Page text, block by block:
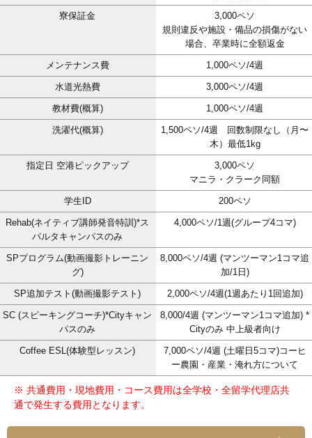
寮保証金
3,000ペソ
規則違反や施設・備品の損傷がない
場合、卒業時に全額返金
メンテナンス費 1,000ペソ/4週
水道光熱費 3,000ペソ/4週
教材費(概算) 1,000ペソ/4週
洗濯代(概算)
1,500ペソ/4週 回数制限なし（月〜
木）最低1kg
指定日 空港ピックアップ
3,000ペソ
マニラ・クラーク同額
学生ID 200ペソ
Rehab(ネイティブ講師発音特訓)*ス
パルタキャンパスのみ
4,000ペソ/1週(グループ4コマ)
SPプログラム(動画撮影トレーニン
グ)
8,000ペソ/4週 (マンツーマン1コマ追
加/1日)
SP追加テスト(動画撮影テスト) 2,000ペソ/4週(1週あたり1回追加)
SC (スピーキングコーチ)*Cityキャン
パスのみ
8,000/4週 (マンツーマン1コマ追加) *
Cityのみ 中上級者向け
Coffee ESL(体験型レッスン)
7,000ペソ/4週 (土曜日5コマ)コーヒ
ー農園・産業・淹れ方について
※ 共通費用・現地費用・コース費用は全学校・全留学代理店共
通で発生する費用となります。